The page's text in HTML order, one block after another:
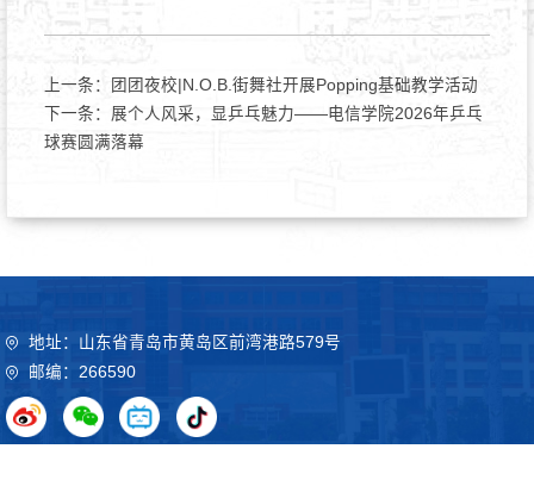
上一条：
团团夜校|N.O.B.街舞社开展Popping基础教学活动
下一条： 展个人风采，显乒乓魅力——电信学院2026年乒乓
球赛圆满落幕
地址：山东省青岛市黄岛区前湾港路579号
邮编：266590